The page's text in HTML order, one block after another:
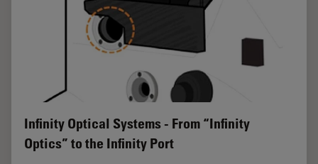
Infinity Optical Systems - From “Infinity
Optics” to the Infinity Port